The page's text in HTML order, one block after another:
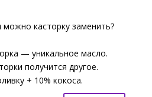
касторку заменить?
— уникальное масло.
получится другое.
+ 10% кокоса.